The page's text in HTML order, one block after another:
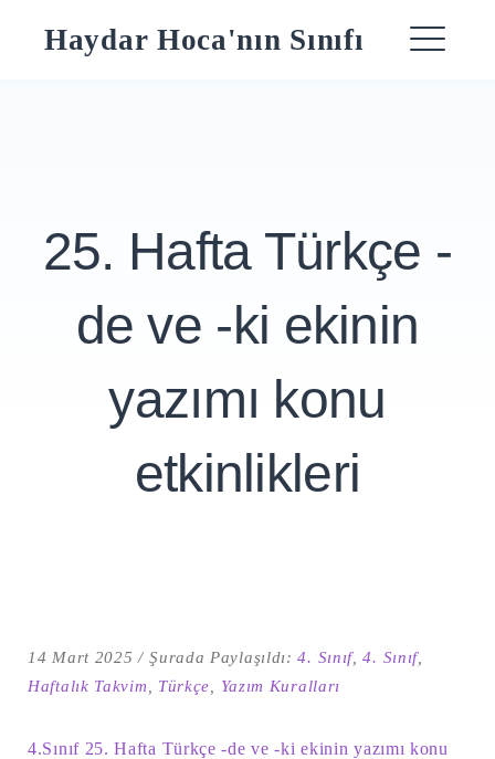
Haydar Hoca'nın Sınıfı
25. Hafta Türkçe -
de ve -ki ekinin
yazımı konu
etkinlikleri
14 Mart 2025 Şurada Paylaşıldı:4. Sınıf,4. Sınıf,
Haftalık Takvim
Türkçe Yazım Kuralları
4.Sınıf 25. Hafta Türkçe -de ve -ki ekinin yazımı konu